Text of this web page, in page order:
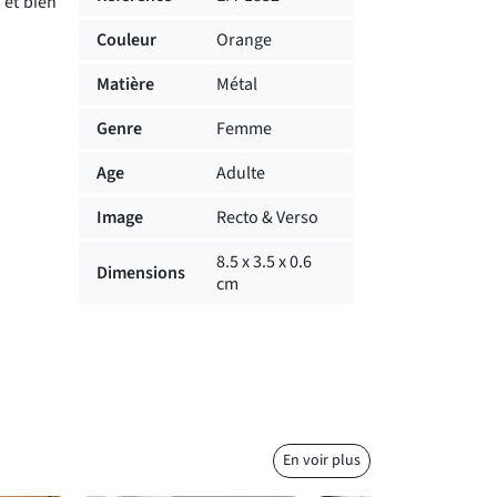
sac
une
Couleur
Orange
Matière
Métal
Genre
Femme
Age
Adulte
Image
Recto & Verso
Dimensions
8.5 x 3.5 x 0.6
cm
En voir plus